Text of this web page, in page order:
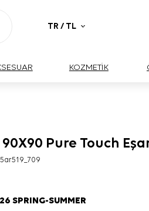
TR / TL
KOZMETİK
Pure Touch
SPRING-SUMMER